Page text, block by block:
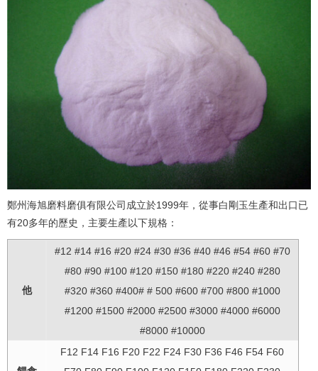
鄭州海旭磨料磨俱有限公司成立於1999年，從事白剛玉生產和出口已
有20多年的歷史，主要生產以下規格：
他
#12 #14 #16 #20 #24 #30 #36 #40 #46 #54 #60 #70
#80 #90 #100 #120 #150 #180 #220 #240 #280
#320 #360 #400# # 500 #600 #700 #800 #1000
#1200 #1500 #2000 #2500 #3000 #4000 #6000
#8000 #10000
F12 F14 F16 F20 F22 F24 F30 F36 F46 F54 F60